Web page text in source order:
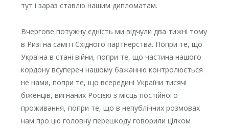
тут і зараз ставлю нашим дипломатам.
Вчергове потужну єдність ми відчули два тижні тому
в Ризі на саміті Східного партнерства. Попри те, що
Україна в стані війни, попри те, що частина нашого
кордону всупереч нашому бажанню контролюється
не нами, попри те, що всередині України тисячі
біженців, вигнаних Росією з місць постійного
проживання, попри те, що в непублічних розмовах
нам про цю головну перешкоду говорили цілком